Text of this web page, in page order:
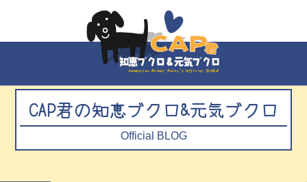
CAP君の知恵ブクロ&元気ブクロ
Official BLOG